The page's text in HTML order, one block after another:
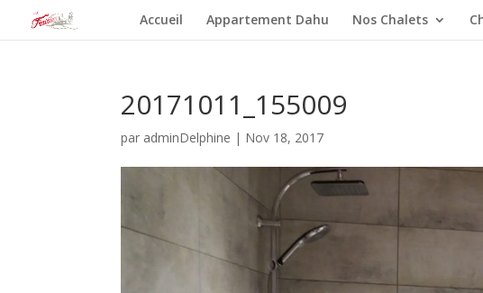
Accueil Appartement Dahu Nos Chalets
20171011_155009
par adminDelphine | Nov 18, 2017